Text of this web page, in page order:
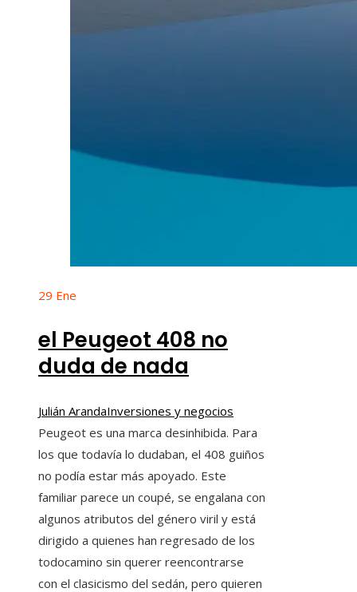
29 Ene
el Peugeot 408 no
duda de nada
Julián ArandaInversiones y negocios
Peugeot es una marca desinhibida. Para
los que todavía lo dudaban, el 408 guiños
no podía estar más apoyado. Este
familiar parece un coupé, se engalana con
algunos atributos del género viril y está
dirigido a quienes han regresado de los
todocamino sin querer reencontrarse
con el clasicismo del sedán, pero quieren